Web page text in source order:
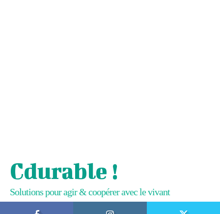
Cdurable !
Solutions pour agir & coopérer avec le vivant